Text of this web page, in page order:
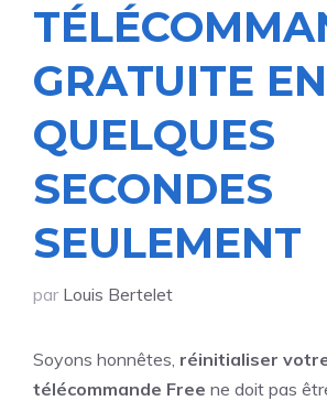
GRATUITE EN
QUELQUES
SECONDES
SEULEMENT
par Louis Bertelet
Soyons honnêtes, réinitialiser
télécommande Free ne doit pas